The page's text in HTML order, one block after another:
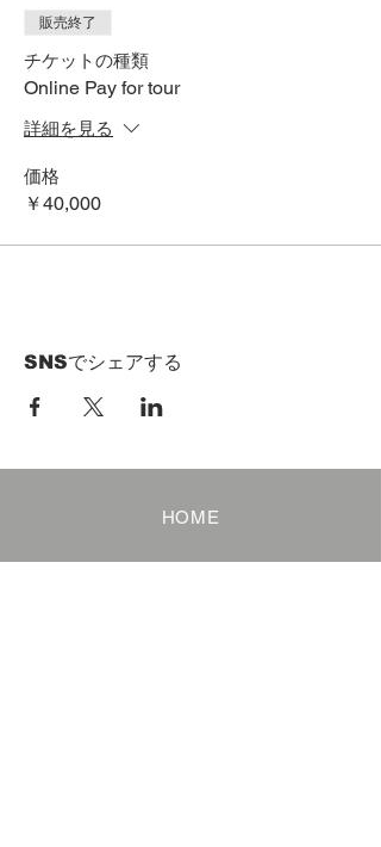
販売終了
チケットの種類
Online Pay for tour
詳細を見る
価格
￥40,000
SNSでシェアする
HOME